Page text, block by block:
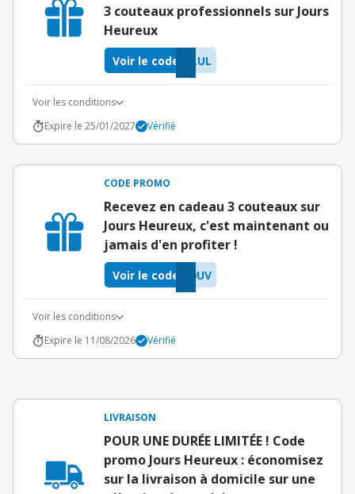
3 couteaux professionnels sur Jours
Heureux
LUL
Voir le code
Voir les conditions
Expire le 25/01/2027
Vérifié
CODE PROMO
Recevez en cadeau 3 couteaux sur
Jours Heureux, c'est maintenant ou
jamais d'en profiter !
0UV
Voir le code
Voir les conditions
Expire le 11/08/2026
Vérifié
LIVRAISON
POUR UNE DURÉE LIMITÉE ! Code
promo Jours Heureux : économisez
sur la livraison à domicile sur une